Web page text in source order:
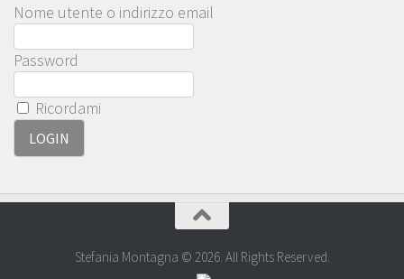
Nome utente o indirizzo email
Password
Ricordami
Stefania Montagna © 2026. All Rights Reserved.